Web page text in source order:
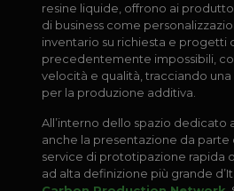
resine liquide, offrono ai
di business come
inventario su richiesta e progetti
precedentemente impossibili,
velocità e qualità, tracciando una
per la produzione additiva.
All’interno dello spazio dedicato
anche la presentazione da parte
service di prototipazione rapida
ad alta definizione più grande